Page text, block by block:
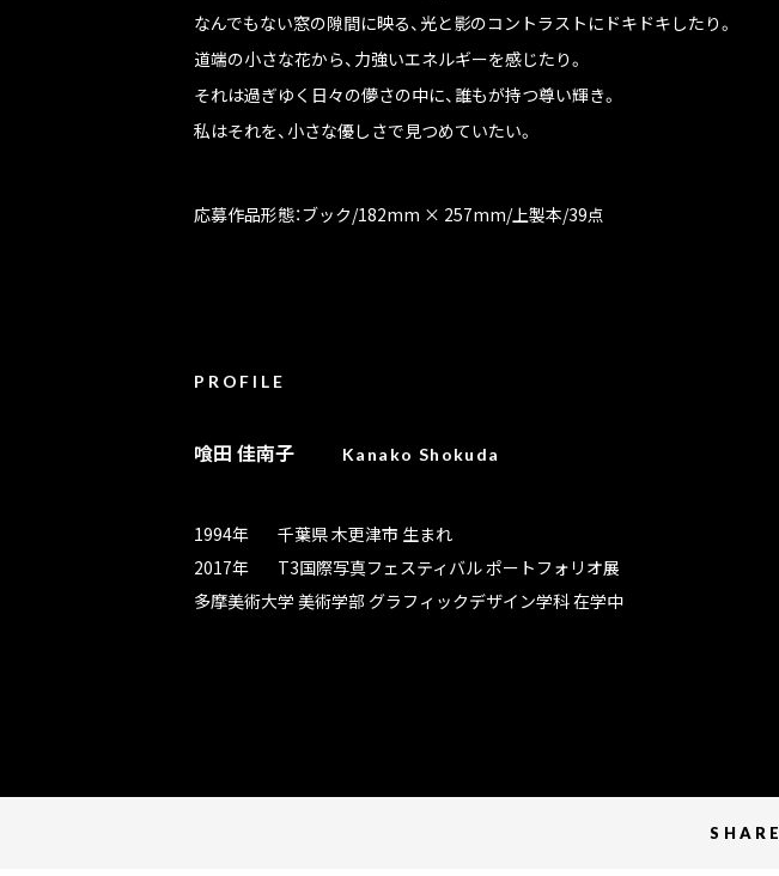
なんでもない窓の隙間に映る、光と影のコントラストにドキドキしたり。
道端の小さな花から、力強いエネルギーを感じたり。
それは過ぎゆく日々の儚さの中に、誰もが持つ尊い輝き。
私はそれを、小さな優しさで見つめていたい。
応募作品形態：ブック/182mm × 257mm/上製本/39点
PROFILE
喰田 佳南子 Kanako Shokuda
1994年
千葉県 木更津市 生まれ
2017年
T3国際写真フェスティバル ポートフォリオ展
多摩美術大学 美術学部 グラフィックデザイン学科 在学中
SHARE